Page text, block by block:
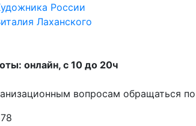
России
Лаханского
онлайн, с 10 до 20ч
вопросам обращаться по